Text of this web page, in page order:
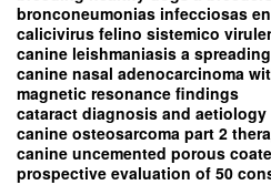
bronconeumonias infecciosas
calicivirus felino sistemico
canine leishmaniasis a
canine nasal adenocarcinoma
magnetic resonance findings
cataract diagnosis and aetiology
canine osteosarcoma part 2
canine uncemented porous
prospective evaluation of 50